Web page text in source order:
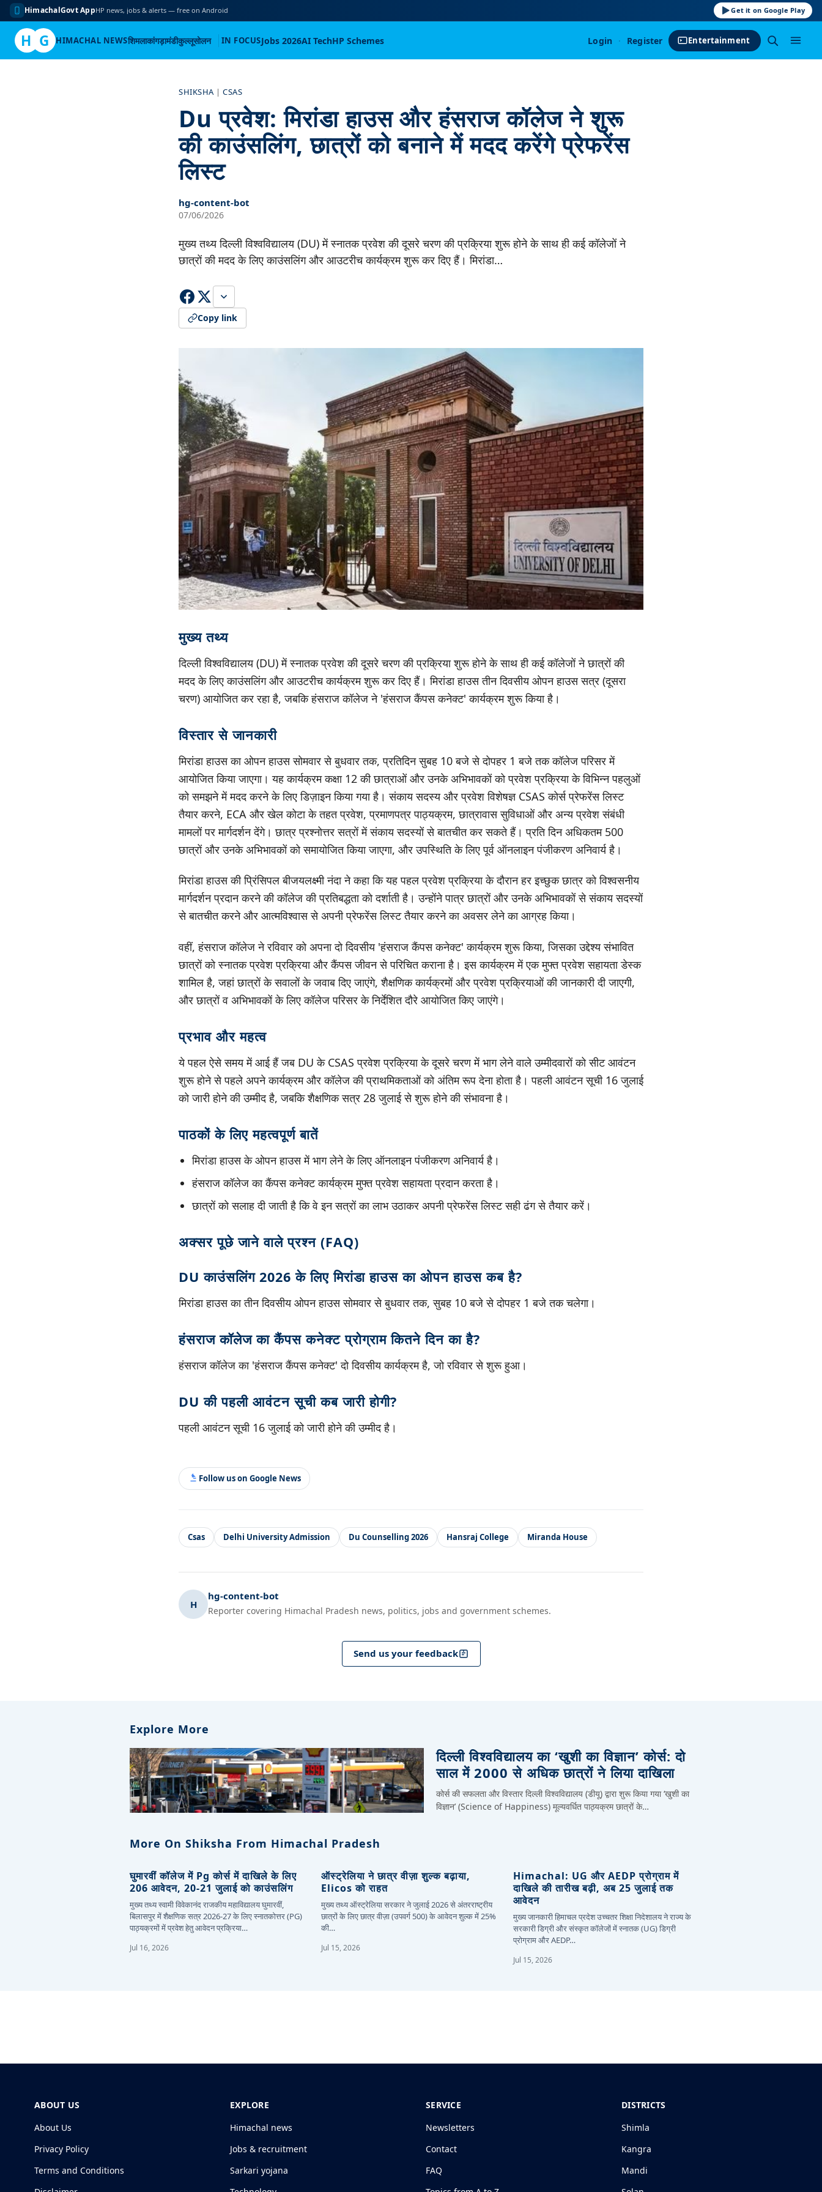
HimachalGovt AppHP news, jobs & alerts — free on Android Get it on Google Play
H G HIMACHAL NEWSशिमलाकांगड़ामंडीकुल्लूसोलन IN FOCUSJobs 2026AI TechHP Schemes Login · Register Entertainment
SHIKSHA |CSAS
Du प्रवेश: मिरांडा हाउस और हंसराज कॉलेज ने शुरू
की काउंसलिंग, छात्रों को बनाने में मदद करेंगे प्रेफरेंस
लिस्ट
hg-content-bot
07/06/2026
मुख्य तथ्य दिल्ली विश्वविद्यालय (DU) में स्नातक प्रवेश की दूसरे चरण की प्रक्रिया शुरू होने के साथ ही कई कॉलेजों ने
छात्रों की मदद के लिए काउंसलिंग और आउटरीच कार्यक्रम शुरू कर दिए हैं। मिरांडा…
Copy link
मुख्य तथ्य
दिल्ली विश्वविद्यालय (DU) में स्नातक प्रवेश की दूसरे चरण की प्रक्रिया शुरू होने के साथ ही कई कॉलेजों ने छात्रों की
मदद के लिए काउंसलिंग और आउटरीच कार्यक्रम शुरू कर दिए हैं। मिरांडा हाउस तीन दिवसीय ओपन हाउस सत्र (दूसरा
चरण) आयोजित कर रहा है, जबकि हंसराज कॉलेज ने 'हंसराज कैंपस कनेक्ट' कार्यक्रम शुरू किया है।
विस्तार से जानकारी
मिरांडा हाउस का ओपन हाउस सोमवार से बुधवार तक, प्रतिदिन सुबह 10 बजे से दोपहर 1 बजे तक कॉलेज परिसर में
आयोजित किया जाएगा। यह कार्यक्रम कक्षा 12 की छात्राओं और उनके अभिभावकों को प्रवेश प्रक्रिया के विभिन्न पहलुओं
को समझने में मदद करने के लिए डिज़ाइन किया गया है। संकाय सदस्य और प्रवेश विशेषज्ञ CSAS कोर्स प्रेफरेंस लिस्ट
तैयार करने, ECA और खेल कोटा के तहत प्रवेश, प्रमाणपत्र पाठ्यक्रम, छात्रावास सुविधाओं और अन्य प्रवेश संबंधी
मामलों पर मार्गदर्शन देंगे। छात्र प्रश्नोत्तर सत्रों में संकाय सदस्यों से बातचीत कर सकते हैं। प्रति दिन अधिकतम 500
छात्रों और उनके अभिभावकों को समायोजित किया जाएगा, और उपस्थिति के लिए पूर्व ऑनलाइन पंजीकरण अनिवार्य है।
मिरांडा हाउस की प्रिंसिपल बीजयलक्ष्मी नंदा ने कहा कि यह पहल प्रवेश प्रक्रिया के दौरान हर इच्छुक छात्र को विश्वसनीय
मार्गदर्शन प्रदान करने की कॉलेज की प्रतिबद्धता को दर्शाती है। उन्होंने पात्र छात्रों और उनके अभिभावकों से संकाय सदस्यों
से बातचीत करने और आत्मविश्वास से अपनी प्रेफरेंस लिस्ट तैयार करने का अवसर लेने का आग्रह किया।
वहीं, हंसराज कॉलेज ने रविवार को अपना दो दिवसीय 'हंसराज कैंपस कनेक्ट' कार्यक्रम शुरू किया, जिसका उद्देश्य संभावित
छात्रों को स्नातक प्रवेश प्रक्रिया और कैंपस जीवन से परिचित कराना है। इस कार्यक्रम में एक मुफ्त प्रवेश सहायता डेस्क
शामिल है, जहां छात्रों के सवालों के जवाब दिए जाएंगे, शैक्षणिक कार्यक्रमों और प्रवेश प्रक्रियाओं की जानकारी दी जाएगी,
और छात्रों व अभिभावकों के लिए कॉलेज परिसर के निर्देशित दौरे आयोजित किए जाएंगे।
प्रभाव और महत्व
ये पहल ऐसे समय में आई हैं जब DU के CSAS प्रवेश प्रक्रिया के दूसरे चरण में भाग लेने वाले उम्मीदवारों को सीट आवंटन
शुरू होने से पहले अपने कार्यक्रम और कॉलेज की प्राथमिकताओं को अंतिम रूप देना होता है। पहली आवंटन सूची 16 जुलाई
को जारी होने की उम्मीद है, जबकि शैक्षणिक सत्र 28 जुलाई से शुरू होने की संभावना है।
पाठकों के लिए महत्वपूर्ण बातें
मिरांडा हाउस के ओपन हाउस में भाग लेने के लिए ऑनलाइन पंजीकरण अनिवार्य है।
हंसराज कॉलेज का कैंपस कनेक्ट कार्यक्रम मुफ्त प्रवेश सहायता प्रदान करता है।
छात्रों को सलाह दी जाती है कि वे इन सत्रों का लाभ उठाकर अपनी प्रेफरेंस लिस्ट सही ढंग से तैयार करें।
अक्सर पूछे जाने वाले प्रश्न (FAQ)
DU काउंसलिंग 2026 के लिए मिरांडा हाउस का ओपन हाउस कब है?
मिरांडा हाउस का तीन दिवसीय ओपन हाउस सोमवार से बुधवार तक, सुबह 10 बजे से दोपहर 1 बजे तक चलेगा।
हंसराज कॉलेज का कैंपस कनेक्ट प्रोग्राम कितने दिन का है?
हंसराज कॉलेज का 'हंसराज कैंपस कनेक्ट' दो दिवसीय कार्यक्रम है, जो रविवार से शुरू हुआ।
DU की पहली आवंटन सूची कब जारी होगी?
पहली आवंटन सूची 16 जुलाई को जारी होने की उम्मीद है।
Follow us on Google News
Csas Delhi University Admission Du Counselling 2026 Hansraj College Miranda House
H
hg-content-bot
Reporter covering Himachal Pradesh news, politics, jobs and government schemes.
Send us your feedback
Explore More
दिल्ली विश्वविद्यालय का ‘खुशी का विज्ञान’ कोर्स: दो
साल में 2000 से अधिक छात्रों ने लिया दाखिला
कोर्स की सफलता और विस्तार दिल्ली विश्वविद्यालय (डीयू) द्वारा शुरू किया गया ‘खुशी का
विज्ञान’ (Science of Happiness) मूल्यवर्धित पाठ्यक्रम छात्रों के…
More On Shiksha From Himachal Pradesh
घुमारवीं कॉलेज में Pg कोर्स में दाखिले के लिए
206 आवेदन, 20-21 जुलाई को काउंसलिंग
मुख्य तथ्य स्वामी विवेकानंद राजकीय महाविद्यालय घुमारवीं,
बिलासपुर में शैक्षणिक सत्र 2026-27 के लिए स्नातकोत्तर (PG)
पाठ्यक्रमों में प्रवेश हेतु आवेदन प्रक्रिया…
Jul 16, 2026
ऑस्ट्रेलिया ने छात्र वीज़ा शुल्क बढ़ाया,
Elicos को राहत
मुख्य तथ्य ऑस्ट्रेलिया सरकार ने जुलाई 2026 से अंतरराष्ट्रीय
छात्रों के लिए छात्र वीज़ा (उपवर्ग 500) के आवेदन शुल्क में 25%
की…
Jul 15, 2026
Himachal: UG और AEDP प्रोग्राम में
दाखिले की तारीख बढ़ी, अब 25 जुलाई तक
आवेदन
मुख्य जानकारी हिमाचल प्रदेश उच्चतर शिक्षा निदेशालय ने राज्य के
सरकारी डिग्री और संस्कृत कॉलेजों में स्नातक (UG) डिग्री
प्रोग्राम और AEDP…
Jul 15, 2026
ABOUT US
About Us
Privacy Policy
Terms and Conditions
EXPLORE
Himachal news
Jobs & recruitment
Sarkari yojana
SERVICE
Newsletters
Contact
FAQ
DISTRICTS
Shimla
Kangra
Mandi